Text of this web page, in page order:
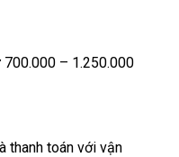
– 1.250.000
thanh toán với vận